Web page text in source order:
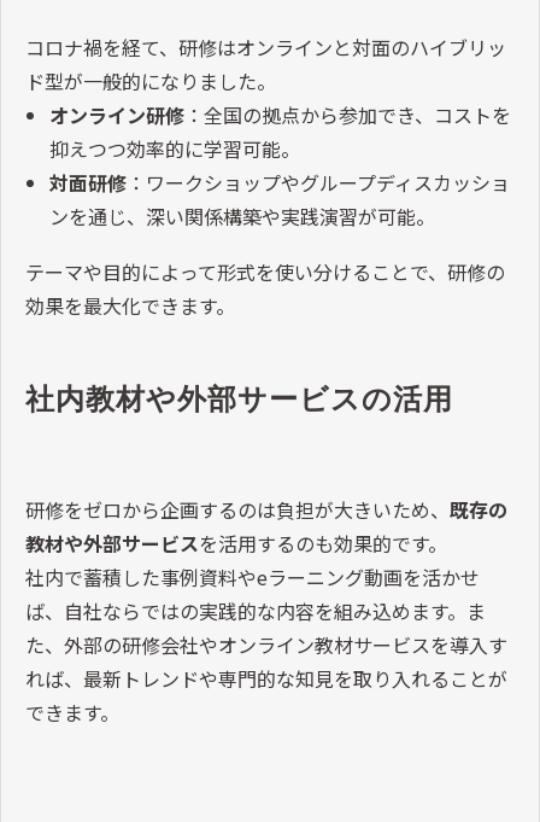
コロナ禍を経て、研修はオンラインと対面のハイブリッ
ド型が一般的になりました。
オンライン研修 ：全国の拠点から参加でき、コストを
抑えつつ効率的に学習可能。
対面研修 ：ワークショップやグループディスカッショ
ンを通じ、深い関係構築や実践演習が可能。
テーマや目的によって形式を使い分けることで、研修の
効果を最大化できます。
社内教材や外部サービスの活用
研修をゼロから企画するのは負担が大きいため、 既存の
教材や外部サービスを活用するのも効果的です。
社内で蓄積した事例資料やeラーニング動画を活かせ
ば、自社ならではの実践的な内容を組み込めます。ま
た、外部の研修会社やオンライン教材サービスを導入す
れば、最新トレンドや専門的な知見を取り入れることが
できます。